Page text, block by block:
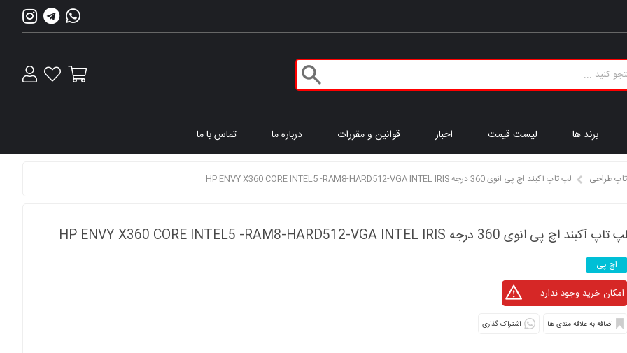
برند ها لیست قیمت اخبار قوانین و مقررات درباره ما تماس با ما
طراحی لپ تاپ آکبند اچ پی انوی 360 درجه HP ENVY X360 CORE INTEL5 -RAM8-HARD512-VGA INTEL IRIS
لپ تاپ آکبند اچ پی انوی 360 درجه HP ENVY X360 CORE INTEL5 -RAM8-HARD512-VGA INTEL IRIS
اچ پی
اشتراک گذاری